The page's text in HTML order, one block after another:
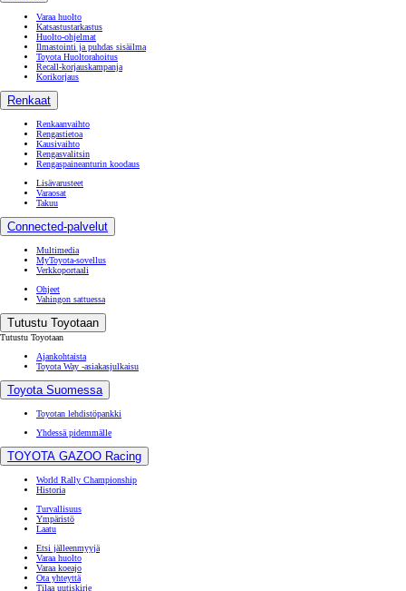
Varaa huolto
Katsastustarkastus
Huolto-ohjelmat
Ilmastointi ja puhdas sisäilma
Toyota Huoltorahoitus
Recall-korjauskampanja
Korikorjaus
Renkaat
Renkaanvaihto
Rengastietoa
Kausivaihto
Rengasvalitsin
Rengaspaineanturin koodaus
Lisävarusteet
Varaosat
Takuu
Connected-palvelut
Multimedia
MyToyota-sovellus
Verkkoportaali
Ohjeet
Vahingon sattuessa
Tutustu Toyotaan
Tutustu Toyotaan
Ajankohtaista
Toyota Way -asiakasjulkaisu
Toyota Suomessa
Toyotan lehdistöpankki
Yhdessä pidemmälle
TOYOTA GAZOO Racing
World Rally Championship
Historia
Turvallisuus
Ympäristö
Laatu
Etsi jälleenmyyjä
Varaa huolto
Varaa koeajo
Ota yhteyttä
Tilaa uutiskirje